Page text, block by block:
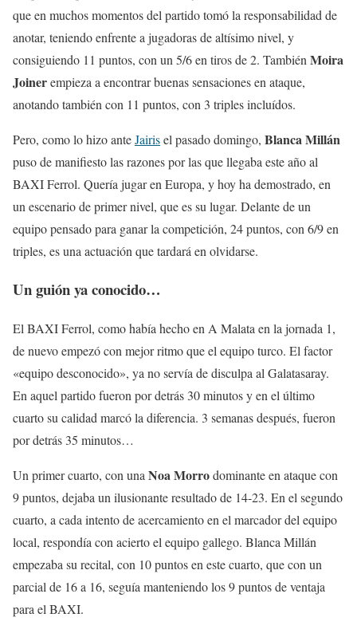
que en muchos momentos del partido tomó la responsabilidad de
anotar, teniendo enfrente a jugadoras de altísimo nivel, y
consiguiendo 11 puntos, con un 5/6 en tiros de 2. También Moira
Joinerempieza a encontrar buenas sensaciones en ataque,
anotando también con 11 puntos, con 3 triples incluídos.
Pero, como lo hizo anteJairisel pasado domingo, Blanca Millán
puso de manifiesto las razones por las que llegaba este año al
BAXI Ferrol. Quería jugar en Europa, y hoy ha demostrado, en
un escenario de primer nivel, que es su lugar. Delante de un
equipo pensado para ganar la competición, 24 puntos, con 6/9 en
triples, es una actuación que tardará en olvidarse.
Un guión ya conocido…
El BAXI Ferrol, como había hecho en A Malata en la jornada 1,
de nuevo empezó con mejor ritmo que el equipo turco. El factor
«equipo desconocido», ya no servía de disculpa al Galatasaray.
En aquel partido fueron por detrás 30 minutos y en el último
cuarto su calidad marcó la diferencia. 3 semanas después, fueron
por detrás 35 minutos…
Un primer cuarto, con una Noa Morrodominante en ataque con
9 puntos, dejaba un ilusionante resultado de 14-23. En el segundo
cuarto, a cada intento de acercamiento en el marcador del equipo
local, respondía con acierto el equipo gallego. Blanca Millán
empezaba su recital, con 10 puntos en este cuarto, que con un
parcial de 16 a 16, seguía manteniendo los 9 puntos de ventaja
para el BAXI.